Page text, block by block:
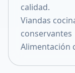
calidad.
Viandas
conservantes
Alimentación